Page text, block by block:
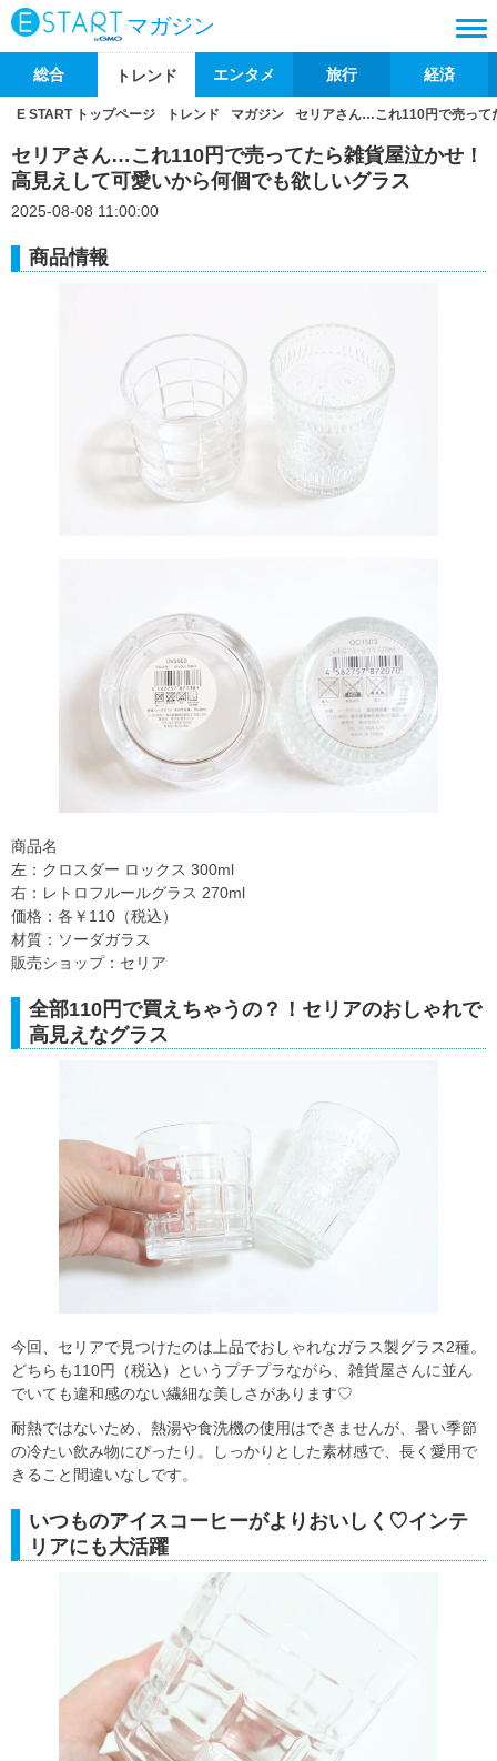
マガジン
総合 トレンド エンタメ 旅行 経済
E START トップページ トレンド マガジン セリアさん…これ110円で売って
セリアさん…これ110円で売ってたら雑貨屋泣かせ！
高見えして可愛いから何個でも欲しいグラス
2025-08-08 11:00:00
商品情報
商品名
左：クロスダー ロックス 300ml
右：レトロフルールグラス 270ml
価格：各￥110（税込）
材質：ソーダガラス
販売ショップ：セリア
全部110円で買えちゃうの？！セリアのおしゃれで
高見えなグラス
今回、セリアで見つけたのは上品でおしゃれなガラス製グラス2種。
どちらも110円（税込）というプチプラながら、雑貨屋さんに並ん
でいても違和感のない繊細な美しさがあります♡
耐熱ではないため、熱湯や食洗機の使用はできませんが、暑い季節
の冷たい飲み物にぴったり。しっかりとした素材感で、長く愛用で
きること間違いなしです。
いつものアイスコーヒーがよりおいしく♡インテ
リアにも大活躍